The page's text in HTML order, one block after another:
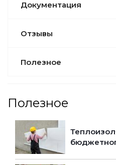
Документация
Отзывы
Полезное
Полезное